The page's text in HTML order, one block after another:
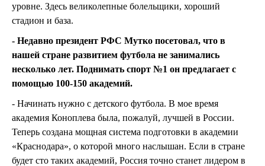
уровне. Здесь великолепные болельщики, хороший
стадион и база.
- Недавно президент РФС Мутко посетовал, что в
нашей стране развитием футбола не занимались
несколько лет. Поднимать спорт №1 он предлагает с
помощью 100-150 академий.
- Начинать нужно с детского футбола. В мое время
академия Коноплева была, пожалуй, лучшей в России.
Теперь создана мощная система подготовки в академии
«Краснодара», о которой много наслышан. Если в стране
будет сто таких академий, Россия точно станет лидером в